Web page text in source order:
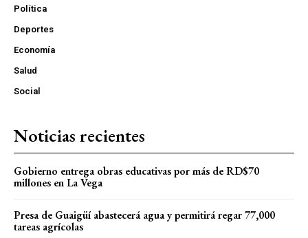
Política
Deportes
Economía
Salud
Social
Noticias recientes
Gobierno entrega obras educativas por más de RD$70
millones en La Vega
Presa de Guaigüí abastecerá agua y permitirá regar 77,000
tareas agrícolas